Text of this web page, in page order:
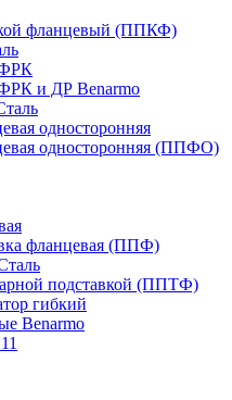
фланцевый (ППКФ)
и ДР Benarmo
односторонняя
односторонняя (ППФО)
фланцевая (ППФ)
подставкой (ППТФ)
гибкий
Benarmo